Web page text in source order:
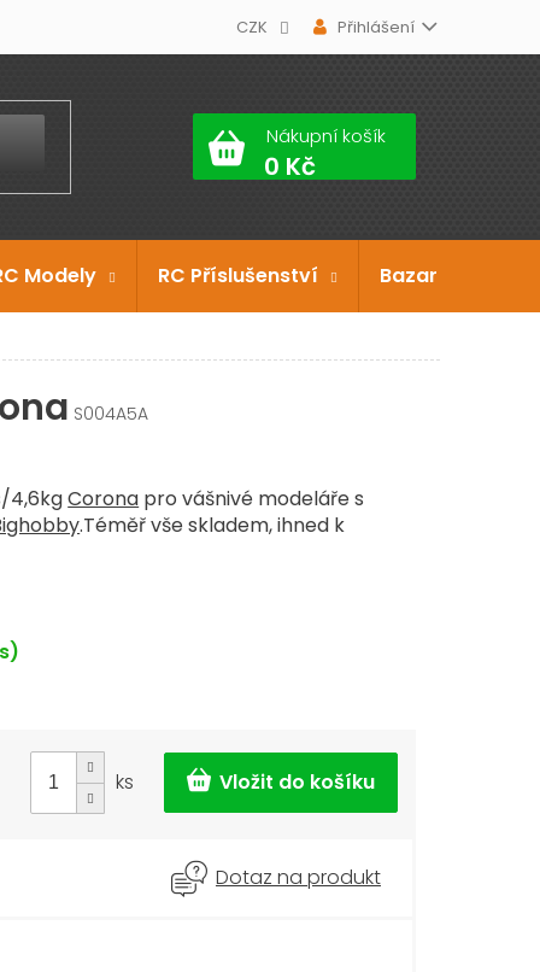
CZK Přihlášení
Nákupní košík
Modely RC Příslušenství Bazar
S004A5A
4,6kgCorona pro vášnivé modeláře s
.Téměř vše skladem, ihned k
ks
Dotaz na produkt